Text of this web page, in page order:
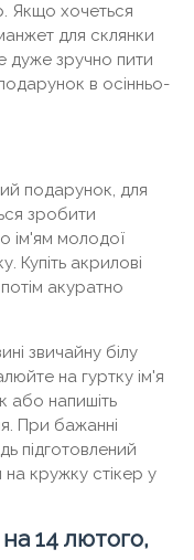
Якщо хочеться
для склянки
дуже зручно пити
в осінньо-
подарунок, для
зробити
ім'ям молодої
Купіть акрилові
акуратно
звичайну білу
на гуртку ім'я
або напишіть
При бажанні
підготовлений
кружку стікер у
14 лютого,